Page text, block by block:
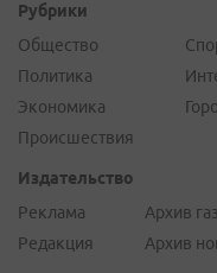
Рубрики
Общество
Политика
Экономика
Происшествия
Издательство
Реклама
Редакция
Архив
Архив